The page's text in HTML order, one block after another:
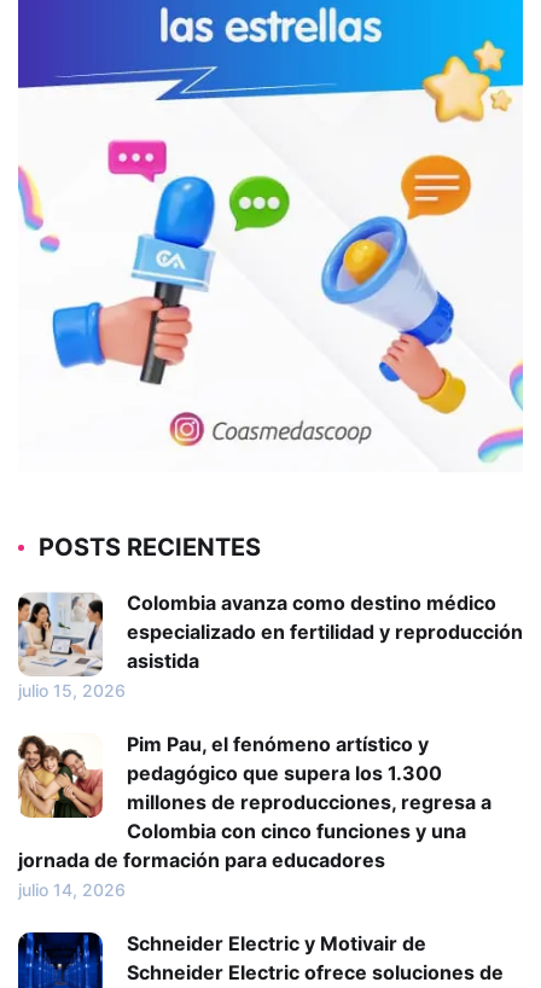
POSTS RECIENTES
Colombia avanza como destino médico
especializado en fertilidad y reproducción
asistida
julio 15, 2026
Pim Pau, el fenómeno artístico y
pedagógico que supera los 1.300
millones de reproducciones, regresa a
Colombia con cinco funciones y una
jornada de formación para educadores
julio 14, 2026
Schneider Electric y Motivair de
Schneider Electric ofrece soluciones de